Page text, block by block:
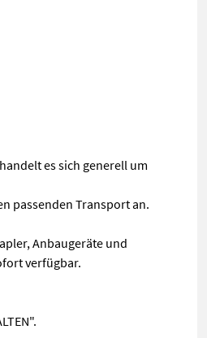
es sich generell um
passenden Transport an.
Anbaugeräte und
verfügbar.